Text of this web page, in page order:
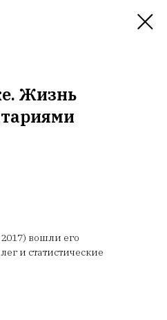
Жизнь
вошли его
и статистические